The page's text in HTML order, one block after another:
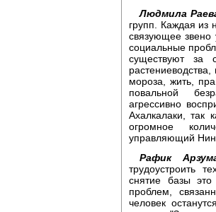
Людмила
групп. Каждая из
связующее звено
социальные
существуют за
мороза, жить,
повальной
агрессивно
Ахалкалаки, так
огромное
управляющий
Рафик
трудоустроить
снятие базы это
проблем,
человек